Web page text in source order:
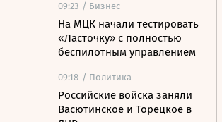
09:23 / Бизнес
На МЦК начали тестировать
«Ласточку» с полностью
беспилотным управлением
09:18 / Политика
Российские войска заняли
Васютинское и Торецкое в